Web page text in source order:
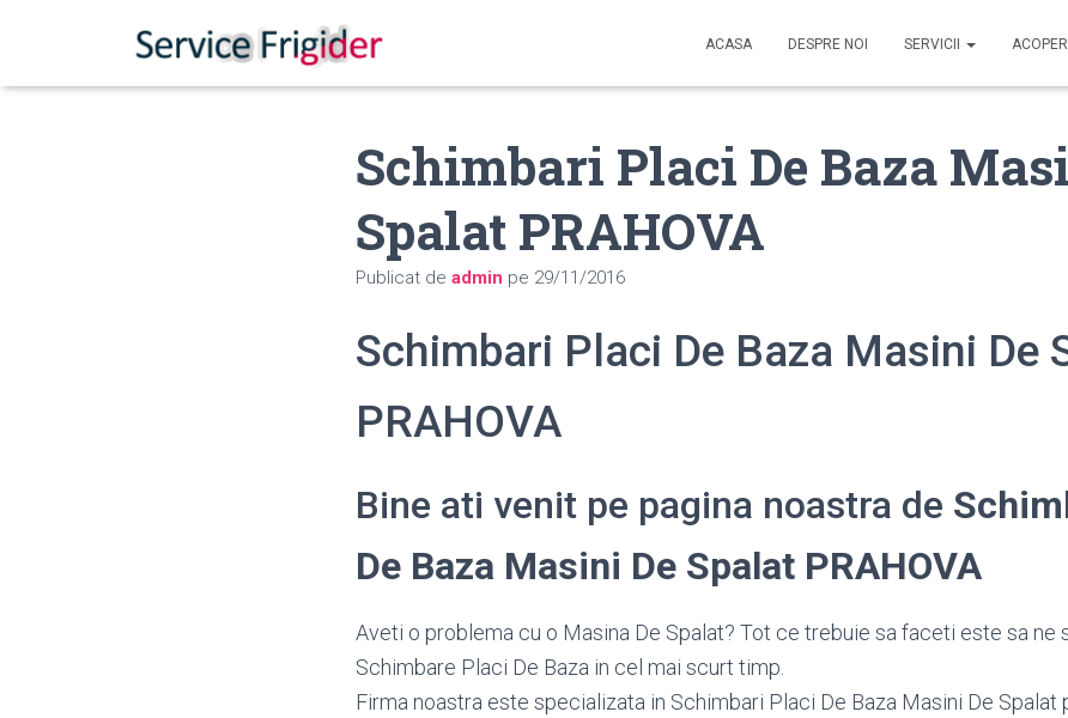
ACASA DESPRE NOI SERVICII
Schimbari Placi De Baza
Spalat PRAHOVA
Publicat de admin pe 29/11/2016
Schimbari Placi De Baza Masini De
PRAHOVA
Bine ati venit pe pagina noastra de
De Baza Masini De Spalat PRAHOVA
Aveti o problema cu o Masina De Spalat? Tot ce trebuie sa faceti este sa ne
Schimbare Placi De Baza in cel mai scurt timp.
Firma noastra este specializata in Schimbari Placi De Baza Masini De Spalat